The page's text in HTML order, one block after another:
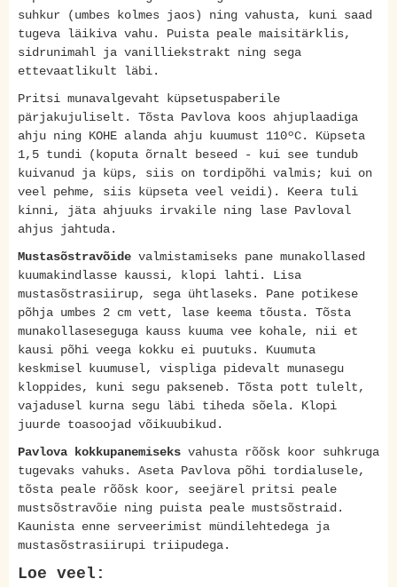
suhkur (umbes kolmes jaos) ning vahusta, kuni saad
tugeva läikiva vahu. Puista peale maisitärklis,
sidrunimahl ja vanilliekstrakt ning sega
ettevaatlikult läbi.
Pritsi munavalgevaht küpsetuspaberile
pärjakujuliselt. Tõsta Pavlova koos ahjuplaadiga
ahju ning KOHE alanda ahju kuumust 110ºC. Küpseta
1,5 tundi (koputa õrnalt beseed - kui see tundub
kuivanud ja küps, siis on tordipõhi valmis; kui on
veel pehme, siis küpseta veel veidi). Keera tuli
kinni, jäta ahjuuks irvakile ning lase Pavloval
ahjus jahtuda.
Mustasõstravõide valmistamiseks pane munakollased
kuumakindlasse kaussi, klopi lahti. Lisa
mustasõstrasiirup, sega ühtlaseks. Pane potikese
põhja umbes 2 cm vett, lase keema tõusta. Tõsta
munakollaseseguga kauss kuuma vee kohale, nii et
kausi põhi veega kokku ei puutuks. Kuumuta
keskmisel kuumusel, vispliga pidevalt munasegu
kloppides, kuni segu pakseneb. Tõsta pott tulelt,
vajadusel kurna segu läbi tiheda sõela. Klopi
juurde toasoojad võikuubikud.
Pavlova kokkupanemiseks vahusta rõõsk koor suhkruga
tugevaks vahuks. Aseta Pavlova põhi tordialusele,
tõsta peale rõõsk koor, seejärel pritsi peale
mustsõstravõie ning puista peale mustsõstraid.
Kaunista enne serveerimist mündilehtedega ja
mustasõstrasiirupi triipudega.
Loe veel: